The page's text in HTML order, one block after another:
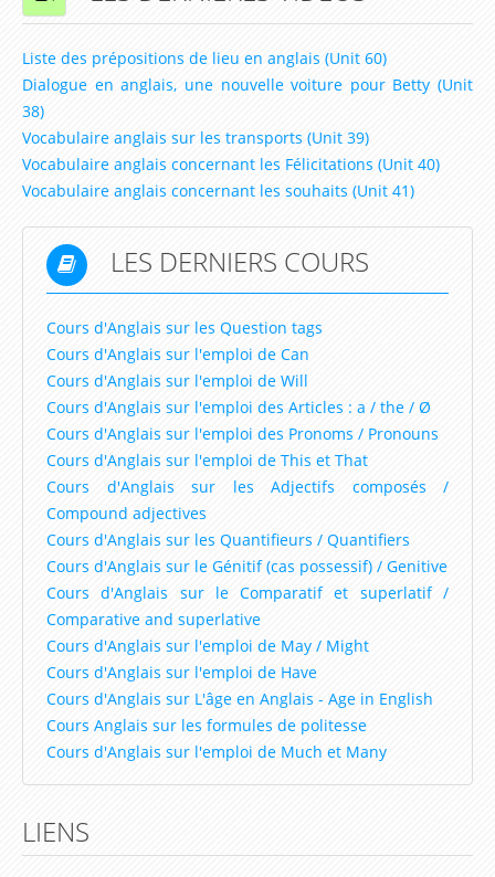
Ressources d'Anglais pour les Classes de niveau CP
Ressources d'Anglais pour les Classes de niveau
CE1
Ressources d'Anglais pour les Classes de niveau
CE2
Ressources d'Anglais pour les Classes de niveau
CM1
Ressources d'Anglais pour les Classes de niveau
CM2
Ressources d'Anglais pour les Classes de niveau
Ressources d'Anglais pour les Classes de niveau
5ème
Ressources d'Anglais pour les Classes de niveau
4ème
Ressources d'Anglais pour les Classes de niveau
3ème
Ressources d'Anglais pour les Classes de niveau
2nde (Seconde)
Ressources d'Anglais pour les Classes de niveau
1ère (Première)
Ressources d'Anglais pour les Classes de niveau
Terminale
Liste des prépositions de lieu en anglais (Unit 60)
Dialogue en anglais, une nouvelle voiture pour Betty (Unit
38)
Vocabulaire anglais sur les transports (Unit 39)
Vocabulaire anglais concernant les Félicitations (Unit 40)
Vocabulaire anglais concernant les souhaits (Unit 41)
LES DERNIERS COURS
Cours d'Anglais sur les Question tags
Cours d'Anglais sur l'emploi de Can
Cours d'Anglais sur l'emploi de Will
Cours d'Anglais sur l'emploi des Articles : a / the / Ø
Cours d'Anglais sur l'emploi des Pronoms / Pronouns
Cours d'Anglais sur l'emploi de This et That
Cours d'Anglais sur les Adjectifs composés /
Compound adjectives
Cours d'Anglais sur les Quantifieurs / Quantifiers
Cours d'Anglais sur le Génitif (cas possessif) / Genitive
Cours d'Anglais sur le Comparatif et superlatif /
Comparative and superlative
Cours d'Anglais sur l'emploi de May / Might
Cours d'Anglais sur l'emploi de Have
Cours d'Anglais sur L'âge en Anglais - Age in English
Cours Anglais sur les formules de politesse
Cours d'Anglais sur l'emploi de Much et Many
LIENS